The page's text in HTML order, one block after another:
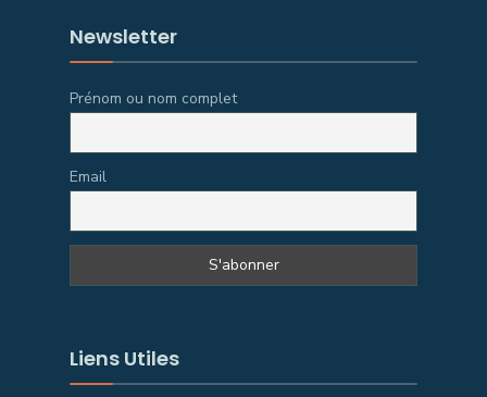
Newsletter
Prénom ou nom complet
Email
Liens Utiles